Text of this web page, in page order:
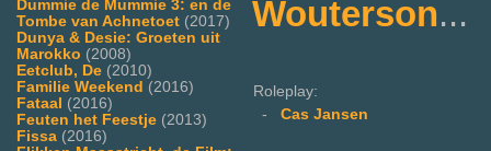
Dummie de Mummie 3: en de
Tombe van Achnetoet (2017)
Dunya & Desie: Groeten uit
Marokko (2008)
Eetclub, De (2010)
Familie Weekend (2016)
Fataal (2016)
Feuten het Feestje (2013)
Fissa (2016)
Wouterson...
Roleplay:
- Cas Jansen